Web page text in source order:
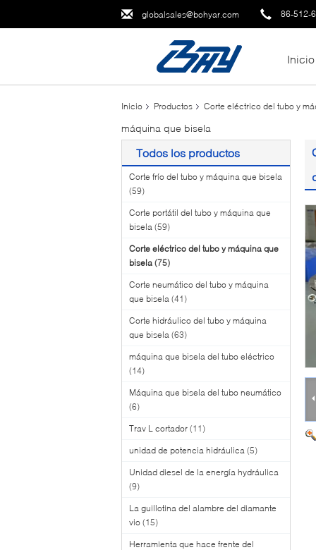
globalsales@bohyar.com 86-512-
Inicio
Inicio Productos Corte eléctrico del tubo y
máquina que bisela
Todos los productos
Corte frío del tubo y máquina que bisela
(59)
Corte portátil del tubo y máquina que
bisela (59)
Corte eléctrico del tubo y máquina que
bisela (75)
Corte neumático del tubo y máquina
que bisela (41)
Corte hidráulico del tubo y máquina
que bisela (63)
máquina que bisela del tubo eléctrico
(14)
Máquina que bisela del tubo neumático
(6)
Trav L cortador (11)
unidad de potencia hidráulica (5)
Unidad diesel de la energía hydráulica
(9)
La guillotina del alambre del diamante
vio (15)
Herramienta que hace frente del